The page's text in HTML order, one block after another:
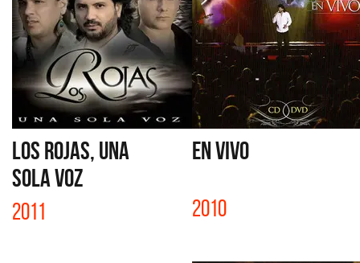
LOS ROJAS, UNA
SOLA VOZ
2011
EN VIVO
2010